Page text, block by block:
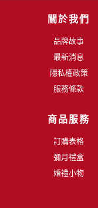
關於我們
品牌故事
最新消息
隱私權政策
服務條款
商品服務
訂購表格
彌月禮盒
婚禮小物